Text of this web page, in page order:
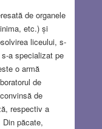
de organele
etc.) și
liceului, s-
a specializat pe
o armă
de
de
respectiv a
păcate,